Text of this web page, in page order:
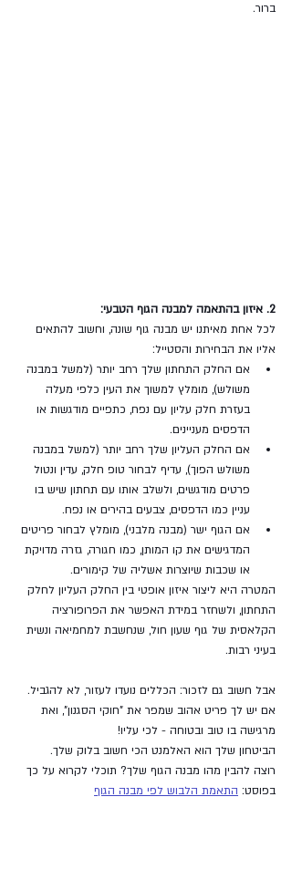
ברור.
2. איזון בהתאמה למבנה הגוף הטבעי:
לכל אחת מאיתנו יש מבנה גוף שונה, וחשוב להתאים
אליו את הבחירות והסטייל:
אם החלק התחתון שלך רחב יותר (למשל במבנה
משולש), מומלץ למשוך את העין כלפי מעלה
בעזרת חלק עליון עם נפח, כתפיים מודגשות או
הדפסים מעניינים.
אם החלק העליון שלך רחב יותר (למשל במבנה
משולש הפוך), עדיף לבחור טופ חלק, עדין ונטול
פרטים מודגשים, ולשלב אותו עם תחתון שיש בו
עניין כמו הדפסים, צבעים בהירים או נפח.
אם הגוף ישר (מבנה מלבני), מומלץ לבחור פריטים
המדגישים את קו המותן, כמו חגורה, גזרה מדויקת
או שכבות שיוצרות אשליה של קימורים.
המטרה היא ליצור איזון אופטי בין החלק העליון לחלק
התחתון, ולשחזר במידת האפשר את הפרופורציה
הקלאסית של גוף שעון חול, שנחשבת למחמיאה ונשית
בעיני רבות.
אבל חשוב גם לזכור: הכללים נועדו לעזור, לא להגביל.
אם יש לך פריט אהוב שמפר את "חוקי הסגנון", ואת
מרגישה בו טוב ובטוחה - לכי עליו!
הביטחון שלך הוא האלמנט הכי חשוב בלוק שלך.
רוצה להבין מהו מבנה הגוף שלך? תוכלי לקרוא על כך
בפוסט: התאמת הלבוש לפי מבנה הגוף